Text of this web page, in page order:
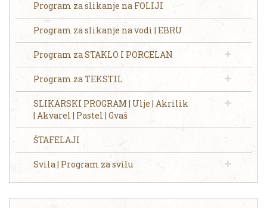
Program za slikanje na FOLIJI
Program za slikanje na vodi | EBRU
Program za STAKLO I PORCELAN
Program za TEKSTIL
SLIKARSKI PROGRAM | Ulje | Akrilik
| Akvarel | Pastel | Gvaš
ŠTAFELAJI
Svila | Program za svilu